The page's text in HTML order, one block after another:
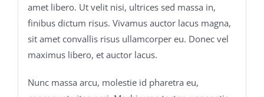
amet libero. Ut velit nisi, ultrices sed massa in,
finibus dictum risus. Vivamus auctor lacus magna,
sit amet convallis risus ullamcorper eu. Donec vel
maximus libero, et auctor lacus.
Nunc massa arcu, molestie id pharetra eu,